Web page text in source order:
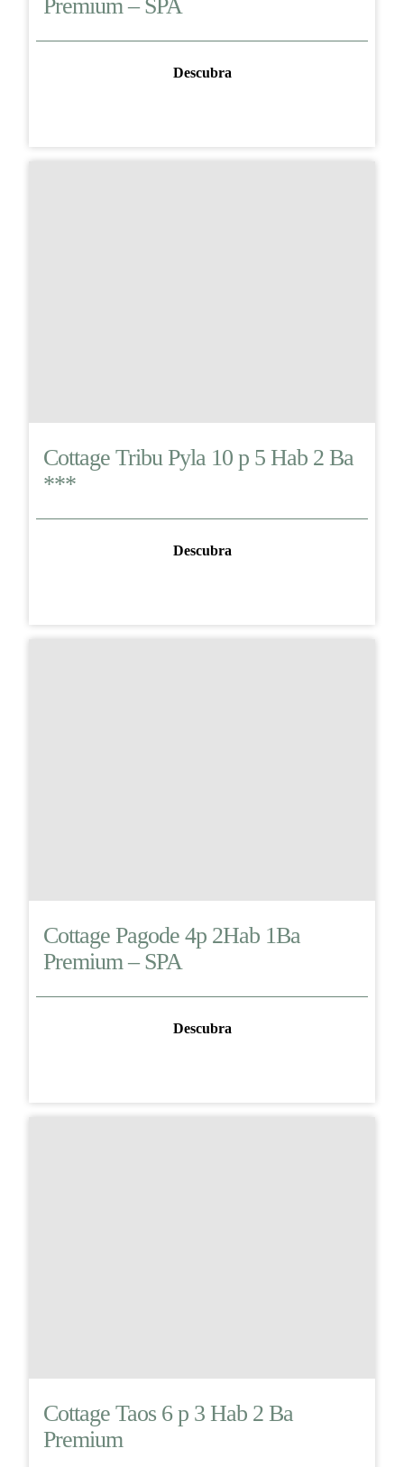
Premium – SPA
Descubra
Cottage Tribu Pyla 10 p 5 Hab 2 Ba
***
Descubra
Cottage Pagode 4p 2Hab 1Ba
Premium – SPA
Descubra
Cottage Taos 6 p 3 Hab 2 Ba
Premium